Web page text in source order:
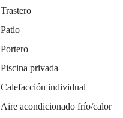
Trastero
Patio
Portero
Piscina privada
Calefacción individual
Aire acondicionado frío/calor